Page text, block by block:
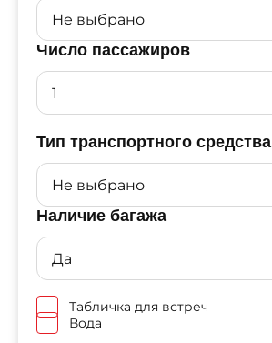
Число пассажиров
Тип транспортного средства
Наличие багажа
Табличка для встреч
Вода